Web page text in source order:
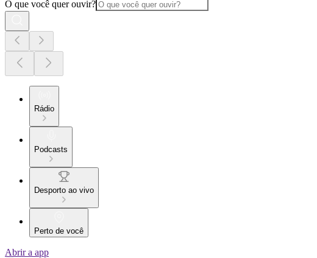
O que você quer ouvir?
Rádio
Podcasts
Desporto ao vivo
Perto de você
Abrir a app